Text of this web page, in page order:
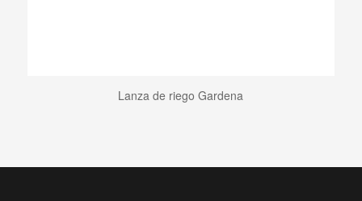
Lanza de riego Gardena